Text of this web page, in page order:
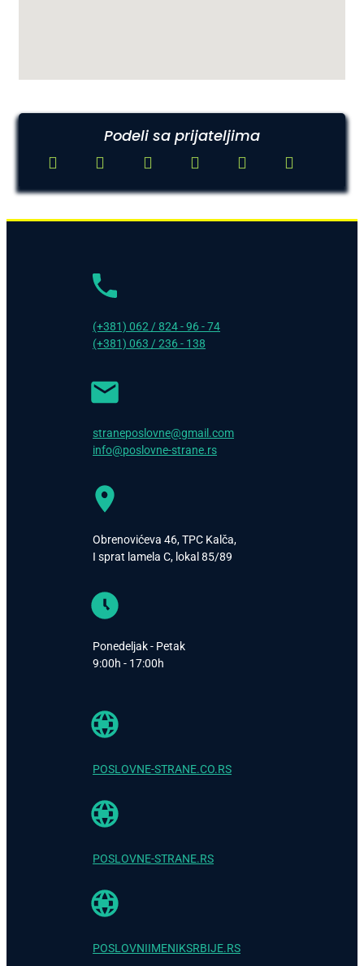
Podeli sa prijateljima
(+381) 062 / 824 - 96 - 74
(+381) 063 / 236 - 138
straneposlovne@gmail.com
info@poslovne-strane.rs
Obrenovićeva 46, TPC Kalča,
I sprat lamela C, lokal 85/89
Ponedeljak - Petak
9:00h - 17:00h
POSLOVNE-STRANE.CO.RS
POSLOVNE-STRANE.RS
POSLOVNIIMENIKSRBIJE.RS